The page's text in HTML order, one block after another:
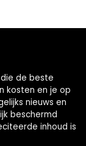
de beste
kosten en je op
nieuws en
beschermd
inhoud is